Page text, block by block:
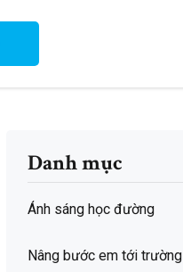
Danh mục
Ánh sáng học đường
Nâng bước em tới trường